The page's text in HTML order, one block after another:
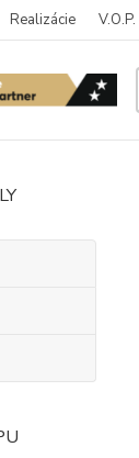
Realizácie V.O.P.